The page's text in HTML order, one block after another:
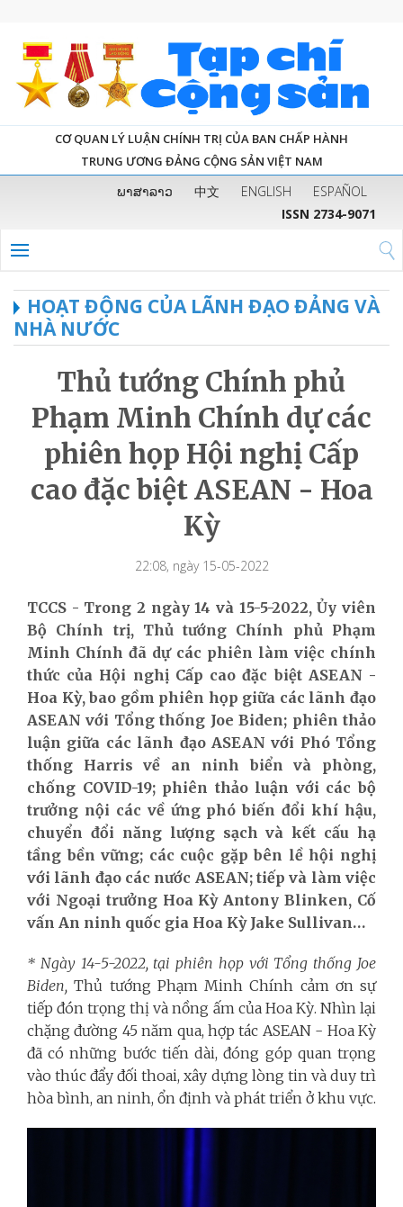
CƠ QUAN LÝ LUẬN CHÍNH TRỊ CỦA BAN CHẤP HÀNH
TRUNG ƯƠNG ĐẢNG CỘNG SẢN VIỆT NAM
ພາສາລາວ 中文 ENGLISH
ESPAÑOL
ISSN 2734-9071
HOẠT ĐỘNG CỦA LÃNH ĐẠO ĐẢNG VÀ
NHÀ NƯỚC
Thủ tướng Chính phủ
Phạm Minh Chính dự các
phiên họp Hội nghị Cấp
cao đặc biệt ASEAN - Hoa
Kỳ
22:08, ngày 15-05-2022
TCCS - Trong 2 ngày 14 và 15-5-2022, Ủy viên
Bộ Chính trị, Thủ tướng Chính phủ Phạm
Minh Chính đã dự các phiên làm việc chính
thức của Hội nghị Cấp cao đặc biệt ASEAN -
Hoa Kỳ, bao gồm phiên họp giữa các lãnh đạo
ASEAN với Tổng thống Joe Biden; phiên thảo
luận giữa các lãnh đạo ASEAN với Phó Tổng
thống Harris về an ninh biển và phòng,
chống COVID-19; phiên thảo luận với các bộ
trưởng nội các về ứng phó biến đổi khí hậu,
chuyển đổi năng lượng sạch và kết cấu hạ
tầng bền vững; các cuộc gặp bên lề hội nghị
với lãnh đạo các nước ASEAN; tiếp và làm việc
với Ngoại trưởng Hoa Kỳ Antony Blinken, Cố
vấn An ninh quốc gia Hoa Kỳ Jake Sullivan…
* Ngày 14-5-2022, tại phiên họp với Tổng thống Joe
Biden, Thủ tướng Phạm Minh Chính cảm ơn sự
tiếp đón trọng thị và nồng ấm của Hoa Kỳ. Nhìn lại
chặng đường 45 năm qua, hợp tác ASEAN - Hoa Kỳ
đã có những bước tiến dài, đóng góp quan trọng
vào thúc đẩy đối thoai, xây dựng lòng tin và duy trì
hòa bình, an ninh, ổn định và phát triển ở khu vực.